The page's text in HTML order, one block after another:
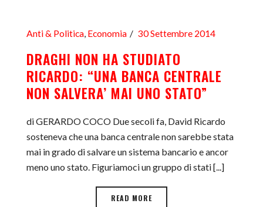
Anti & Politica, Economia 30 Settembre 2014
DRAGHI NON HA STUDIATO
RICARDO: “UNA BANCA CENTRALE
NON SALVERA’ MAI UNO STATO”
di GERARDO COCO Due secoli fa, David Ricardo
sosteneva che una banca centrale non sarebbe stata
mai in grado di salvare un sistema bancario e ancor
meno uno stato. Figuriamoci un gruppo di stati [...]
READ MORE